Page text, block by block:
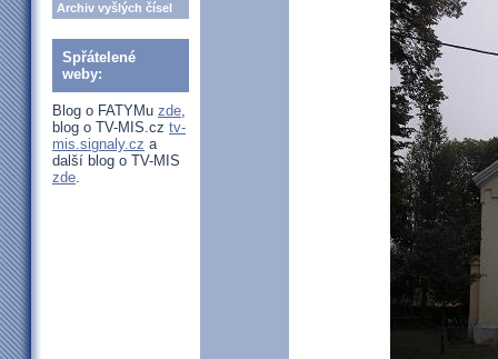
Archiv vyšlých čísel
Spřátelené
weby:
Blog o FATYMu zde,
blog o TV-MIS.cz tv-
mis.signaly.cz a
další blog o TV-MIS
zde.